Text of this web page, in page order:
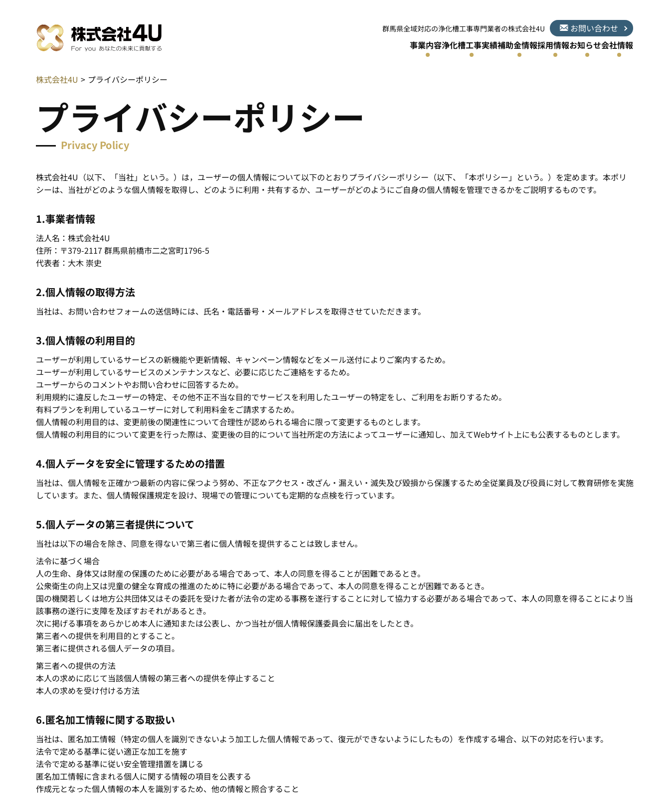
群馬県全域対応の浄化槽工事専門業者の株式会社4U
お問い合わせ
事業内容浄化槽工事実績補助金情報採用情報お知らせ会社情報
株式会社4U プライバシーポリシー
プライバシーポリシー
Privacy Policy
株式会社4U（以下、「当社」という。）は，ユーザーの個人情報について以下のとおりプライバシーポリシー（以下、「本ポリシー」という。）を定めます。本ポリ
シーは、当社がどのような個人情報を取得し、どのように利用・共有するか、ユーザーがどのようにご自身の個人情報を管理できるかをご説明するものです。
1.事業者情報
法人名：株式会社4U
住所：〒379-2117 群馬県前橋市二之宮町1796-5
代表者：大木 崇史
2.個人情報の取得方法
当社は、お問い合わせフォームの送信時には、氏名・電話番号・メールアドレスを取得させていただきます。
3.個人情報の利用目的
ユーザーが利用しているサービスの新機能や更新情報、キャンペーン情報などをメール送付によりご案内するため。
ユーザーが利用しているサービスのメンテナンスなど、必要に応じたご連絡をするため。
ユーザーからのコメントやお問い合わせに回答するため。
利用規約に違反したユーザーの特定、その他不正不当な目的でサービスを利用したユーザーの特定をし、ご利用をお断りするため。
有料プランを利用しているユーザーに対して利用料金をご請求するため。
個人情報の利用目的は、変更前後の関連性について合理性が認められる場合に限って変更するものとします。
個人情報の利用目的について変更を行った際は、変更後の目的について当社所定の方法によってユーザーに通知し、加えてWebサイト上にも公表するものとします。
4.個人データを安全に管理するための措置
当社は、個人情報を正確かつ最新の内容に保つよう努め、不正なアクセス・改ざん・漏えい・滅失及び毀損から保護するため全従業員及び役員に対して教育研修を実施
しています。また、個人情報保護規定を設け、現場での管理についても定期的な点検を行っています。
5.個人データの第三者提供について
当社は以下の場合を除き、同意を得ないで第三者に個人情報を提供することは致しません。
法令に基づく場合
人の生命、身体又は財産の保護のために必要がある場合であって、本人の同意を得ることが困難であるとき。
公衆衛生の向上又は児童の健全な育成の推進のために特に必要がある場合であって、本人の同意を得ることが困難であるとき。
国の機関若しくは地方公共団体又はその委託を受けた者が法令の定める事務を遂行することに対して協力する必要がある場合であって、本人の同意を得ることにより当
該事務の遂行に支障を及ぼすおそれがあるとき。
次に掲げる事項をあらかじめ本人に通知または公表し、かつ当社が個人情報保護委員会に届出をしたとき。
第三者への提供を利用目的とすること。
第三者に提供される個人データの項目。
第三者への提供の方法
本人の求めに応じて当該個人情報の第三者への提供を停止すること
本人の求めを受け付ける方法
6.匿名加工情報に関する取扱い
当社は、匿名加工情報（特定の個人を識別できないよう加工した個人情報であって、復元ができないようにしたもの）を作成する場合、以下の対応を行います。
法令で定める基準に従い適正な加工を施す
法令で定める基準に従い安全管理措置を講じる
匿名加工情報に含まれる個人に関する情報の項目を公表する
作成元となった個人情報の本人を識別するため、他の情報と照合すること